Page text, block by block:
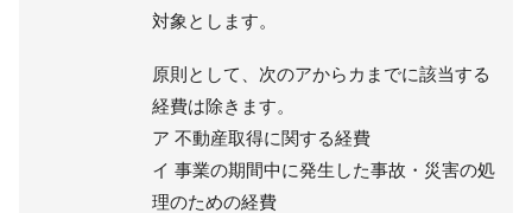
対象とします。
原則として、次のアからカまでに該当する
経費は除きます。
ア 不動産取得に関する経費
イ 事業の期間中に発生した事故・災害の処
理のための経費